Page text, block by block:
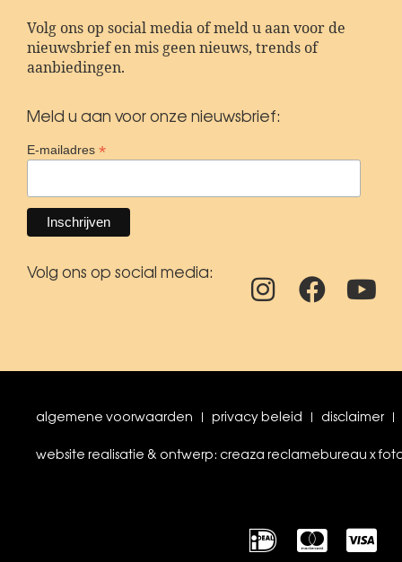
Volg ons op social media of meld u aan voor de
nieuwsbrief en mis geen nieuws, trends of
aanbiedingen.
Meld u aan voor onze nieuwsbrief:
E-mailadres *
Volg ons op social media:
algemene voorwaarden privacy beleid disclaimer
website realisatie & ontwerp: creaza reclamebureau x